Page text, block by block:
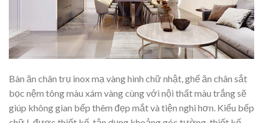
Bàn ăn chân trụ inox mạ vàng hình chữ nhật, ghế ăn chân sắt
bọc nệm tông màu xám vàng cùng với nội thất màu trắng sẽ
giúp không gian bếp thêm đẹp mắt và tiện nghi hơn. Kiểu bếp